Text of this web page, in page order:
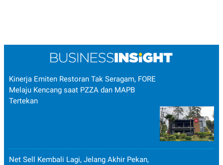
Kinerja Emiten Restoran Tak Seragam, FORE
Melaju Kencang saat PZZA dan MAPB
Tertekan
Net Sell Kembali Lagi, Jelang Akhir Pekan,